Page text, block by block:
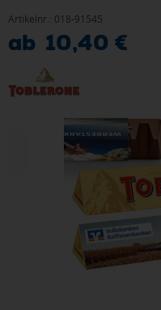
Artikelnr.: 018-91545
ab 10,40 €